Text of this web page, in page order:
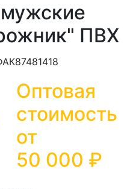
ПВХ
Оптовая
стоимость
от
50 000 ₽